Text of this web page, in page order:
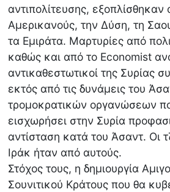
αντιπολίτευσης, εξοπλίσθηκαν
Αμερικανούς, την Δύση, τη
τα Εμιράτα. Μαρτυρίες από
καθώς και από το Εconomist
αντικαθεστωτικοί της Συρίας
εκτός από τις δυνάμεις του
τρομοκρατικών οργανώσεων
εισχωρήσει στην Συρία
αντίσταση κατά του Άσαντ. Οι
Ιράκ ήταν από αυτούς.
Στόχος τους, η δημιουργία
Σουνιτικού Κράτους που θα